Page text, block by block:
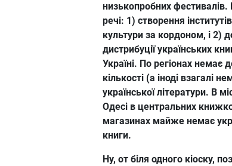
низькопробних фестивалів.
речі: 1) створення
культури за кордоном, і 2)
дистрибуції українських
Україні. По регіонах немає
кількості (а іноді взагалі
української літератури. В
Одесі в центральних
магазинах майже немає
книги.
Ну, от біля одного кіоску,